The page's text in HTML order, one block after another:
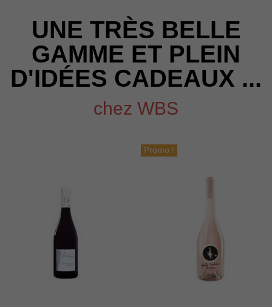
UNE TRÈS BELLE
GAMME ET PLEIN
D'IDÉES CADEAUX ...
chez WBS
Promo !